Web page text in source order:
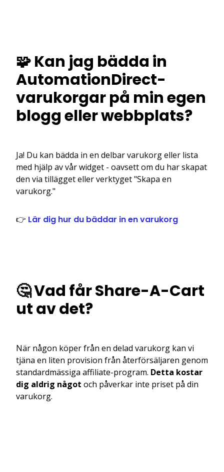
🧩 Kan jag bädda in
AutomationDirect-
varukorgar på min egen
blogg eller webbplats?
Ja! Du kan bädda in en delbar varukorg eller lista
med hjälp av vår widget - oavsett om du har skapat
den via tillägget eller verktyget "Skapa en
varukorg."
👉 Lär dig hur du bäddar in en varukorg
🤔 Vad får Share-A-Cart
ut av det?
När någon köper från en delad varukorg kan vi
tjäna en liten provision från återförsäljaren genom
standardmässiga affiliate-program. Detta kostar
dig aldrig något och påverkar inte priset på din
varukorg.